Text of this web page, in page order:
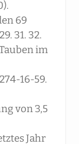
69
31. 32.
im
16-59.
von 3,5
Jahr